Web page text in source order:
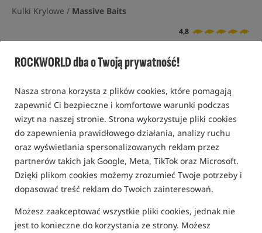
ROCKWORLD dba o Twoją prywatność!
Nasza strona korzysta z plików cookies, które pomagają
zapewnić Ci bezpieczne i komfortowe warunki podczas
wizyt na naszej stronie. Strona wykorzystuje pliki cookies
do zapewnienia prawidłowego działania, analizy ruchu
oraz wyświetlania spersonalizowanych reklam przez
partnerów takich jak Google, Meta, TikTok oraz Microsoft.
Dzięki plikom cookies możemy zrozumieć Twoje potrzeby i
dopasować treść reklam do Twoich zainteresowań.
Możesz zaakceptować wszystkie pliki cookies, jednak nie
jest to konieczne do korzystania ze strony. Możesz
Kulki Krylowe / Massive Baits
4,8
Promocja+